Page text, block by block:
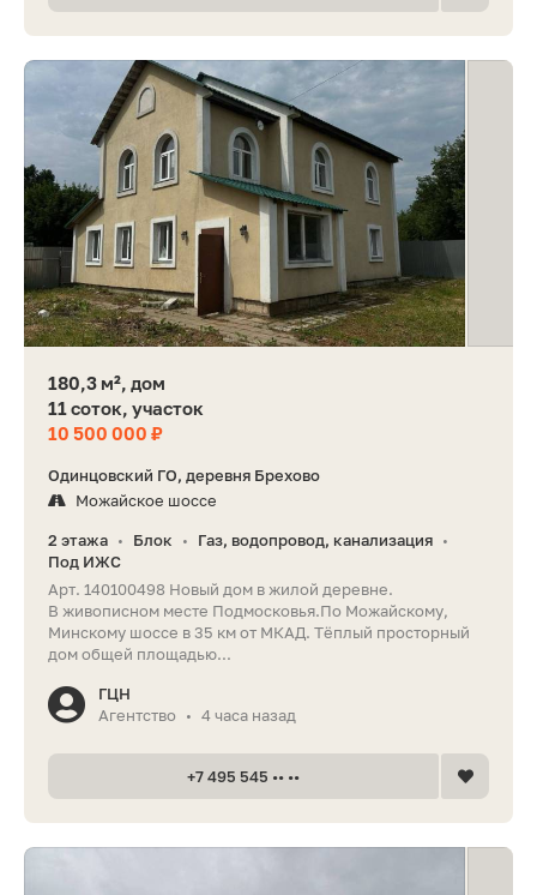
180,3 м², дом
11 соток, участок
10 500 000 ₽
Одинцовский ГО, деревня Брехово
Можайское шоссе
2 этажа • Блок • Газ, водопровод, канализация •
Под ИЖС
Арт. 140100498 Новый дом в жилой деревне.
В живописном месте Подмосковья.По Можайскому,
Минскому шоссе в 35 км от МКАД. Тёплый просторный
дом общей площадью...
ГЦН
Агентство
• 4 часа назад
+7 495 545 •• ••